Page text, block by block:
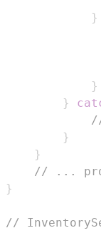
}
}
}
}
}
// ...
}
//